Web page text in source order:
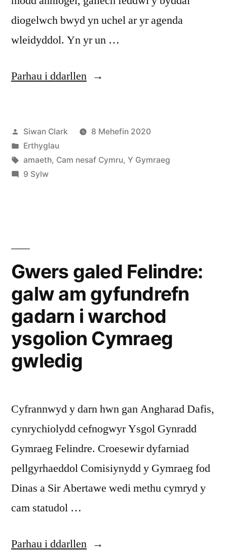
diogelwch bwyd yn uchel ar yr agenda
wleidyddol. Yn yr un …
Parhau i ddarllen “Diwedd
Cofnodwyd
ar
Siwan Clark
8 Mehefin 2020
Cofnodwyd
ar
Erthyglau
Tagiau:
amaeth, Cam nesaf Cymru, Y Gymraeg
9 Sylwar
Gwers galed Felindre:
galw am gyfundrefn
gadarn i warchod
ysgolion Cymraeg
gwledig
Cyfrannwyd y darn hwn gan Angharad Dafis,
cynrychiolydd cefnogwyr Ysgol Gynradd
Gymraeg Felindre. Croesewir dyfarniad
pellgyrhaeddol Comisiynydd y Gymraeg fod
Dinas a Sir Abertawe wedi methu cymryd y
cam statudol …
Parhau i ddarllen “Gwers